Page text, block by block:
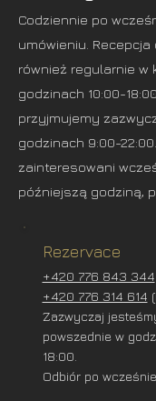
Codziennie po
umówieniu.
również regularnie w
godzinach 10:00-
przyjmujemy
godzinach 9:00-
zainteresowani
późniejszą godziną,
Rezervace
+420 776 843 344
+420 776 314 614
Zazwyczaj
powszednie w
18:00.
Odbiór po